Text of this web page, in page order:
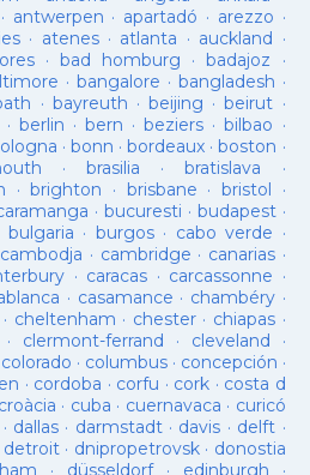
· antwerpen · apartadó · arezzo ·
· atenes· atlanta · auckland ·
·bad homburg ·badajoz ·
·bangalore · bangladesh ·
· bayreuth ·beijing ·beirut ·
· berlin ·bern ·beziers ·bilbao ·
·bonn ·bordeaux ·boston ·
·brasilia ·bratislava ·
·brighton · brisbane · bristol ·
· bucuresti · budapest·
bulgaria · burgos· cabo verde ·
cambodja · cambridge · canarias·
· caracas · carcassonne ·
· casamance · chambéry·
· cheltenham · chester· chiapas ·
· clermont-ferrand · cleveland ·
colorado · columbus· concepción ·
· cordoba · corfu · cork · costa d
croàcia · cuba · cuernavaca · curicó
· dallas · darmstadt· davis · delft ·
detroit· dnipropetrovsk· donostia
· düsseldorf· edinburgh ·